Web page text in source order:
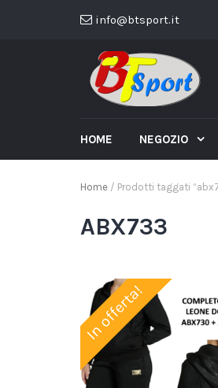
info@btsport.it
HOME NEGOZIO
Home / Prodotti taggati
ABX733
In offerta!